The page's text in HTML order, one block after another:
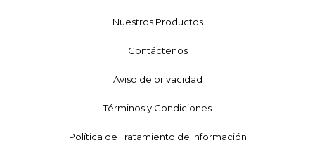
Nuestros Productos
Contáctenos
Aviso de privacidad
Términos y Condiciones
Política de Tratamiento de Información